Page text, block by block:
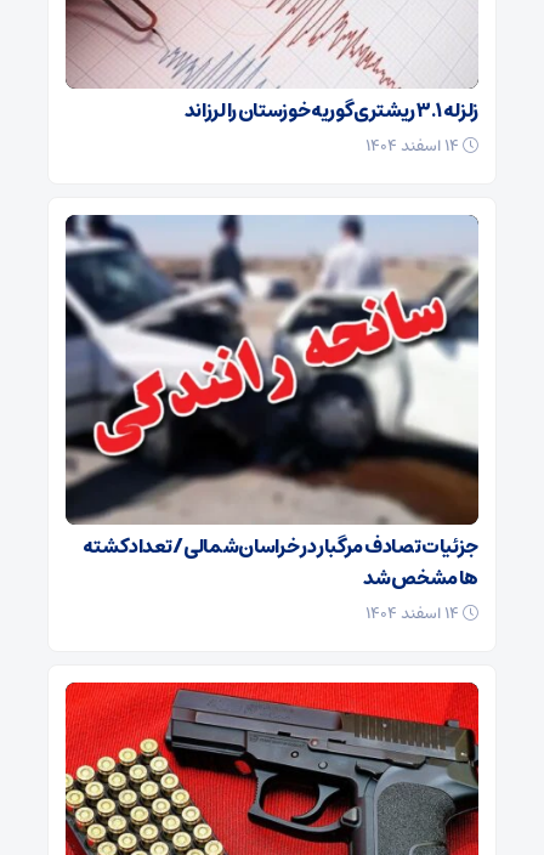
زلزله ۳.۱ ریشتری گوریه خوزستان را لرزاند
جزئیات تصادف مرگبار در خراسان‌شمالی/ تعداد کشته
ها مشخص شد